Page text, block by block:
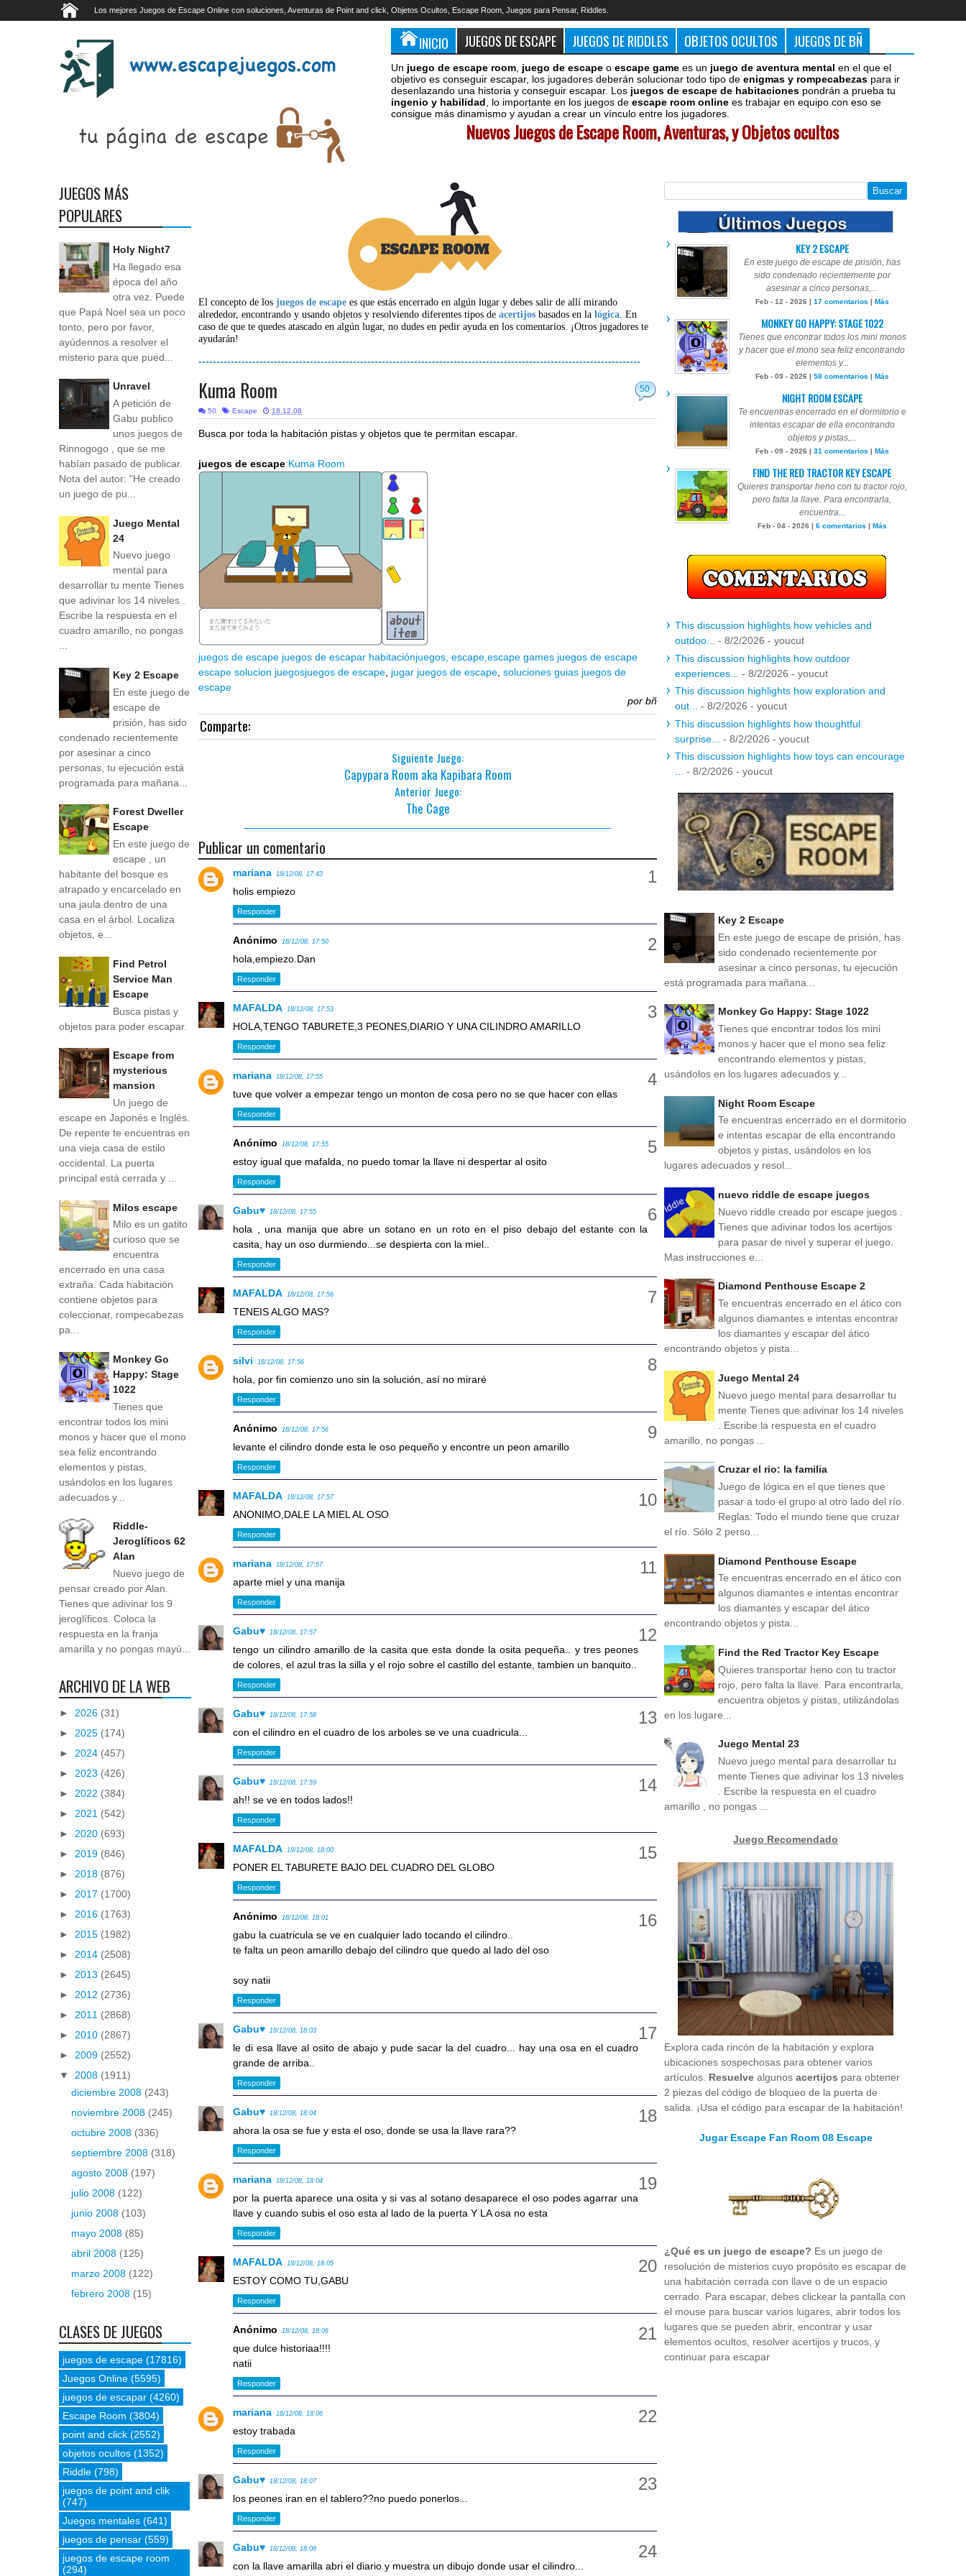
Los mejores Juegos de Escape Online con soluciones, Aventuras de Point and click, Objetos Ocultos, Escape Room, Juegos para Pensar, Riddles.
INICIO JUEGOS DE ESCAPE JUEGOS DE RIDDLES OBJETOS OCULTOS JUEGOS DE BÑ
Un juego de escape room juego de escape o escape game es un juego de aventura mental en el que el
objetivo es conseguir escapar, los jugadores deberán solucionar todo tipo de enigmas y rompecabezas para ir
desenlazando una historia y conseguir escapar. Los juegos de escape de habitaciones pondrán a prueba tu
ingenio y habilidad , lo importante en los juegos de escape room online es trabajar en equipo con eso se
consigue más dinamismo y ayudan a crear un vínculo entre los jugadores.
Nuevos Juegos de Escape Room, Aventuras, y Objetos ocultos
El concepto de losjuegos de escape es que estás encerrado en algún lugar y debes salir de allí mirando
alrededor, encontrando y usando objetos y resolviendo diferentes tipos deacertijos basados en lalógica. En
caso de que te quedes atascado en algún lugar, no dudes en pedir ayuda en los comentarios. ¡Otros jugadores te
ayudarán!
---------------------------------------------------------------------------------------------------------------------------
50
Kuma Room
50 Escape 18.12.08
Busca por toda la habitación pistas y objetos que te permitan escapar.
juegos de escape Kuma Room
juegos de escape juegos de escapar habitaciónjuegos, escape,escape games juegos de escape
escape solucion juegosjuegos de escape jugar juegos de escape ,soluciones guias juegos de
escape
por bñ
Comparte:
Siguiente Juego:
Capypara Room aka Kapibara Room
Anterior Juego:
The Cage
Publicar un comentario
mariana 18/12/08, 17:43
holis empiezo
Responder
Anónimo 18/12/08, 17:50
hola,empiezo.Dan
Responder
MAFALDA 18/12/08, 17:53
HOLA,TENGO TABURETE,3 PEONES,DIARIO Y UNA CILINDRO AMARILLO
Responder
mariana 18/12/08, 17:55
tuve que volver a empezar tengo un monton de cosa pero no se que hacer con ellas
Responder
Anónimo 18/12/08, 17:55
estoy igual que mafalda, no puedo tomar la llave ni despertar al osito
Responder
Gabu♥ 18/12/08, 17:55
hola , una manija que abre un sotano en un roto en el piso debajo del estante con la
casita, hay un oso durmiendo...se despierta con la miel..
Responder
MAFALDA 18/12/08, 17:56
TENEIS ALGO MAS?
Responder
silvi 18/12/08, 17:56
hola, por fin comienzo uno sin la solución, así no miraré
Responder
Anónimo 18/12/08, 17:56
levante el cilindro donde esta le oso pequeño y encontre un peon amarillo
Responder
MAFALDA 18/12/08, 17:57
ANONIMO,DALE LA MIEL AL OSO
Responder
mariana 18/12/08, 17:57
aparte miel y una manija
Responder
Gabu♥ 18/12/08, 17:57
tengo un cilindro amarillo de la casita que esta donde la osita pequeña.. y tres peones
de colores, el azul tras la silla y el rojo sobre el castillo del estante, tambien un banquito..
Responder
Gabu♥ 18/12/08, 17:58
con el cilindro en el cuadro de los arboles se ve una cuadricula...
Responder
Gabu♥ 18/12/08, 17:59
ah!! se ve en todos lados!!
Responder
MAFALDA 18/12/08, 18:00
PONER EL TABURETE BAJO DEL CUADRO DEL GLOBO
Responder
Anónimo 18/12/08, 18:01
gabu la cuatricula se ve en cualquier lado tocando el cilindro..
te falta un peon amarillo debajo del cilindro que quedo al lado del oso
soy natii
Responder
Gabu♥ 18/12/08, 18:03
le di esa llave al osito de abajo y pude sacar la del cuadro... hay una osa en el cuadro
grande de arriba..
Responder
Gabu♥ 18/12/08, 18:04
ahora la osa se fue y esta el oso, donde se usa la llave rara??
Responder
mariana 18/12/08, 18:04
por la puerta aparece una osita y si vas al sotano desaparece el oso podes agarrar una
llave y cuando subis el oso esta al lado de la puerta Y LA osa no esta
Responder
MAFALDA 18/12/08, 18:05
ESTOY COMO TU,GABU
Responder
Anónimo 18/12/08, 18:06
que dulce historiaa!!!!
natii
Responder
mariana 18/12/08, 18:06
estoy trabada
Responder
Gabu♥ 18/12/08, 18:07
los peones iran en el tablero??no puedo ponerlos...
Responder
Gabu♥ 18/12/08, 18:08
con la llave amarilla abri el diario y muestra un dibujo donde usar el cilindro...
JUEGOS MÁS
POPULARES
Holy Night7
Ha llegado esa
época del año
otra vez. Puede
que Papá Noel sea un poco
tonto, pero por favor,
ayúdennos a resolver el
misterio para que pued...
Unravel
A petición de
Gabu publico
unos juegos de
Rinnogogo , que se me
habían pasado de publicar.
Nota del autor: "He creado
un juego de pu...
Juego Mental
24
Nuevo juego
mental para
desarrollar tu mente Tienes
que adivinar los 14 niveles .
Escribe la respuesta en el
cuadro amarillo, no pongas
...
Key 2 Escape
En este juego de
escape de
prisión, has sido
condenado recientemente
por asesinar a cinco
personas, tu ejecución está
programada para mañana...
Forest Dweller
Escape
En este juego de
escape , un
habitante del bosque es
atrapado y encarcelado en
una jaula dentro de una
casa en el árbol. Localiza
objetos, e...
Find Petrol
Service Man
Escape
Busca pistas y
objetos para poder escapar.
Escape from
mysterious
mansion
Un juego de
escape en Japonés e Inglés.
De repente te encuentras en
una vieja casa de estilo
occidental. La puerta
principal está cerrada y ...
Milos escape
Milo es un gatito
curioso que se
encuentra
encerrado en una casa
extraña. Cada habitación
contiene objetos para
coleccionar, rompecabezas
pa...
Monkey Go
Happy: Stage
1022
Tienes que
encontrar todos los mini
monos y hacer que el mono
sea feliz encontrando
elementos y pistas,
usándolos en los lugares
adecuados y...
Riddle-
Jeroglíficos 62
Alan
Nuevo juego de
pensar creado por Alan.
Tienes que adivinar los 9
jeroglíficos. Coloca la
respuesta en la franja
amarilla y no pongas mayú...
ARCHIVO DE LA WEB
► 2026 (31)
► 2025 (174)
► 2024 (457)
► 2023 (426)
► 2022 (384)
► 2021 (542)
► 2020 (693)
► 2019 (846)
► 2018 (876)
► 2017 (1700)
► 2016 (1763)
► 2015 (1982)
► 2014 (2508)
► 2013 (2645)
► 2012 (2736)
► 2011 (2868)
► 2010 (2867)
► 2009 (2552)
▼ 2008 (1911)
diciembre 2008 (243)
noviembre 2008 (245)
octubre 2008 (336)
septiembre 2008 (318)
agosto 2008 (197)
julio 2008 (122)
junio 2008 (103)
mayo 2008 (85)
abril 2008 (125)
marzo 2008 (122)
febrero 2008 (15)
CLASES DE JUEGOS
juegos de escape (17816)
Juegos Online (5595)
juegos de escapar (4260)
Escape Room (3804)
point and click (2552)
objetos ocultos (1352)
Riddle (798)
juegos de point and clik
(747)
Juegos mentales (641)
juegos de pensar (559)
juegos de escape room
(294)
KEY 2 ESCAPE
En este juego de escape de prisión, has
sido condenado recientemente por
asesinar a cinco personas,...
Feb - 12 - 2026 | 17 comentarios | Más
MONKEY GO HAPPY: STAGE 1022
Tienes que encontrar todos los mini monos
y hacer que el mono sea feliz encontrando
elementos y...
Feb - 09 - 2026 | 58 comentarios | Más
NIGHT ROOM ESCAPE
Te encuentras encerrado en el dormitorio e
intentas escapar de ella encontrando
objetos y pistas,...
Feb - 09 - 2026 | 31 comentarios | Más
FIND THE RED TRACTOR KEY ESCAPE
Quieres transportar heno con tu tractor rojo,
pero falta la llave. Para encontrarla,
encuentra...
Feb - 04 - 2026 | 6 comentarios | Más
This discussion highlights how vehicles and
outdoo...
- 8/2/2026 - youcut
This discussion highlights how outdoor
experiences...
- 8/2/2026 - youcut
This discussion highlights how exploration and
out...
- 8/2/2026 - youcut
This discussion highlights how thoughtful
surprise...
- 8/2/2026 - youcut
This discussion highlights how toys can encourage
- 8/2/2026 - youcut
Key 2 Escape
En este juego de escape de prisión, has
sido condenado recientemente por
asesinar a cinco personas, tu ejecución
está programada para mañana...
Monkey Go Happy: Stage 1022
Tienes que encontrar todos los mini
monos y hacer que el mono sea feliz
encontrando elementos y pistas,
usándolos en los lugares adecuados y...
Night Room Escape
Te encuentras encerrado en el dormitorio
e intentas escapar de ella encontrando
objetos y pistas, usándolos en los
lugares adecuados y resol...
nuevo riddle de escape juegos
Nuevo riddle creado por escape juegos .
Tienes que adivinar todos los acertijos
para pasar de nivel y superar el juego.
Mas instrucciones e...
Diamond Penthouse Escape 2
Te encuentras encerrado en el ático con
algunos diamantes e intentas encontrar
los diamantes y escapar del ático
encontrando objetos y pista...
Juego Mental 24
Nuevo juego mental para desarrollar tu
mente Tienes que adivinar los 14 niveles
. Escribe la respuesta en el cuadro
amarillo, no pongas ...
Cruzar el rio: la familia
Juego de lógica en el que tienes que
pasar a todo el grupo al otro lado del río.
Reglas: Todo el mundo tiene que cruzar
el río. Sólo 2 perso...
Diamond Penthouse Escape
Te encuentras encerrado en el ático con
algunos diamantes e intentas encontrar
los diamantes y escapar del ático
encontrando objetos y pista...
Find the Red Tractor Key Escape
Quieres transportar heno con tu tractor
rojo, pero falta la llave. Para encontrarla,
encuentra objetos y pistas, utilizándolas
en los lugare...
Juego Mental 23
Nuevo juego mental para desarrollar tu
mente Tienes que adivinar los 13 niveles
. Escribe la respuesta en el cuadro
amarillo , no pongas ...
Juego Recomendado
Explora cada rincón de la habitación y explora
ubicaciones sospechosas para obtener varios
artículos. Resuelve algunos acertijos para obtener
2 piezas del código de bloqueo de la puerta de
salida. ¡Usa el código para escapar de la habitación!
Jugar Escape Fan Room 08 Escape
¿Qué es un juego de escape? Es un juego de
resolución de misterios cuyo propósito es escapar de
una habitación cerrada con llave o de un espacio
cerrado. Para escapar, debes clickear la pantalla con
el mouse para buscar varios lugares, abrir todos los
lugares que se pueden abrir, encontrar y usar
elementos ocultos, resolver acertijos y trucos, y
continuar para escapar